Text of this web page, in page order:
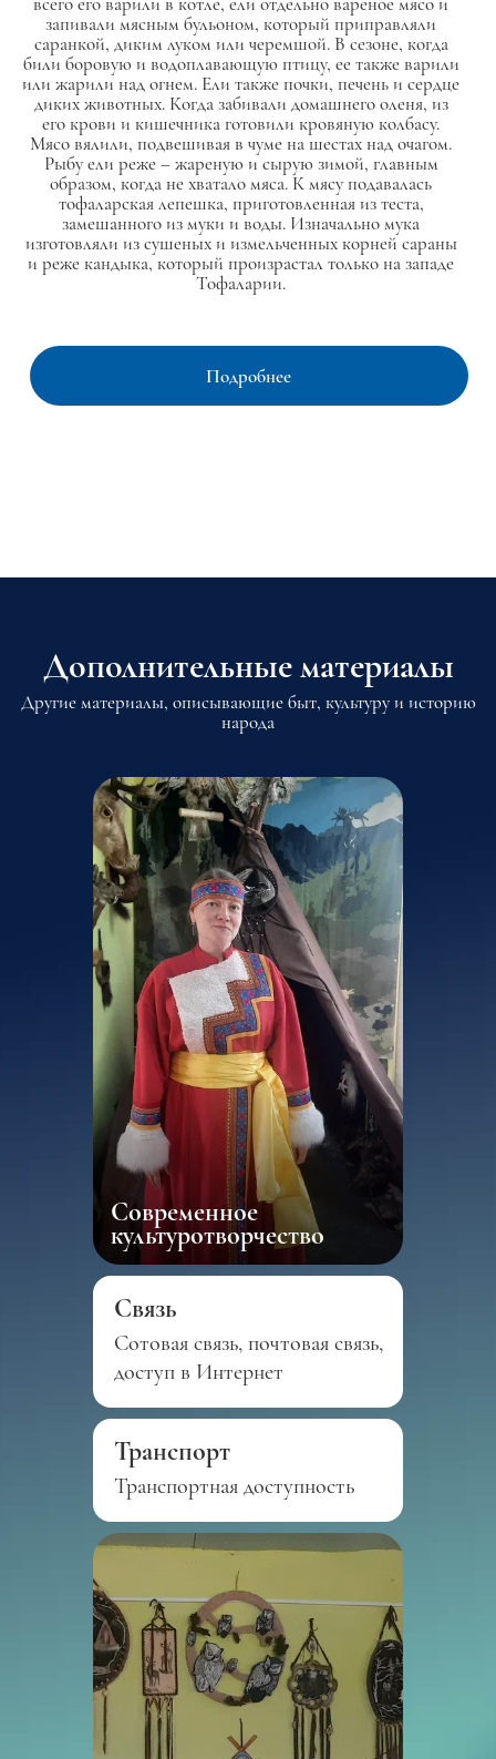
запивали мясным бульоном, который приправляли
саранкой, диким луком или черемшой. В сезоне, когда
били боровую и водоплавающую птицу, ее также варили
или жарили над огнем. Ели также почки, печень и сердце
диких животных. Когда забивали домашнего оленя, из
его крови и кишечника готовили кровяную колбасу.
Мясо вялили, подвешивая в чуме на шестах над очагом.
Рыбу ели реже – жареную и сырую зимой, главным
образом, когда не хватало мяса. К мясу подавалась
тофаларская лепешка, приготовленная из теста,
замешанного из муки и воды. Изначально мука
изготовляли из сушеных и измельченных корней сараны
и реже кандыка, который произрастал только на западе
Тофаларии.
Подробнее
Дополнительные материалы
Другие материалы, описывающие быт, культуру и историю
народа
Современное
культуротворчество
Связь
Сотовая связь, почтовая связь,
доступ в Интернет
Транспорт
Транспортная доступность